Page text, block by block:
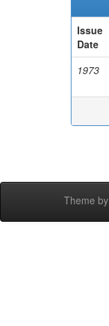
Issue
Date
1973
Theme by